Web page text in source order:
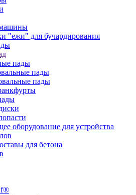
"ежи" для бучардирования
пады
пады
пады
оборудование для устройства
для бетона